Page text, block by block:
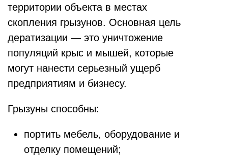
территории объекта в местах
скопления грызунов. Основная цель
дератизации — это уничтожение
популяций крыс и мышей, которые
могут нанести серьезный ущерб
предприятиям и бизнесу.
Грызуны способны:
портить мебель, оборудование и
отделку помещений;